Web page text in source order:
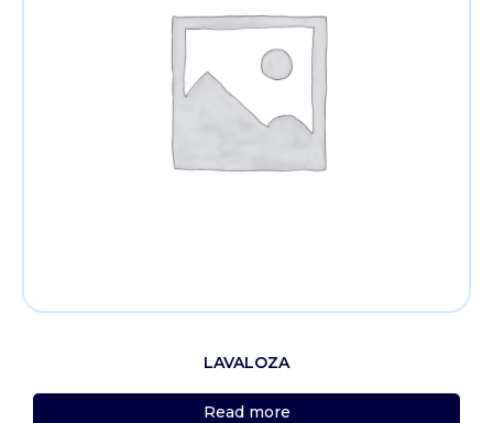
LAVALOZA
Read more